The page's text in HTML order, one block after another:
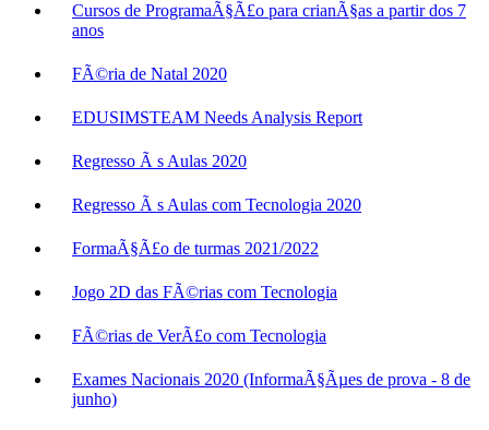
Cursos de ProgramaÃ§Ã£o para crianÃ§as a partir dos 7
anos
FÃ©ria de Natal 2020
EDUSIMSTEAM Needs Analysis Report
Regresso Ã s Aulas 2020
Regresso Ã s Aulas com Tecnologia 2020
FormaÃ§Ã£o de turmas 2021/2022
Jogo 2D das FÃ©rias com Tecnologia
FÃ©rias de VerÃ£o com Tecnologia
Exames Nacionais 2020 (InformaÃ§Ãµes de prova - 8 de
junho)